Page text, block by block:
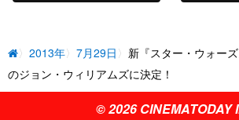
2013年 7月29日
新『スター・ウォー
のジョン・ウィリアムズに決定！
© 2026 CINEMATODAY